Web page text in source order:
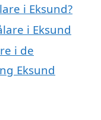
i Eksund?
i Eksund
i de
Eksund